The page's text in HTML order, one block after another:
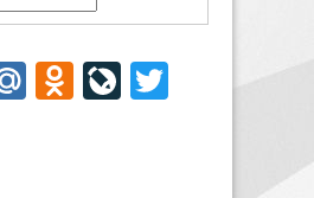
Mail.Ru Odnoklassniki
LiveJournal